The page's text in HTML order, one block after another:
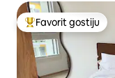
Glavni favorit gostiju
Favorit gostiju